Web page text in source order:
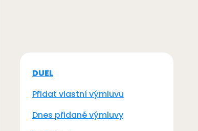
DUEL
Přidat vlastní výmluvu
Dnes přidané výmluvy